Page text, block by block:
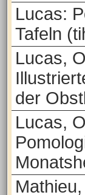
Lucas:
Tafeln
Lucas,
der
Lucas,